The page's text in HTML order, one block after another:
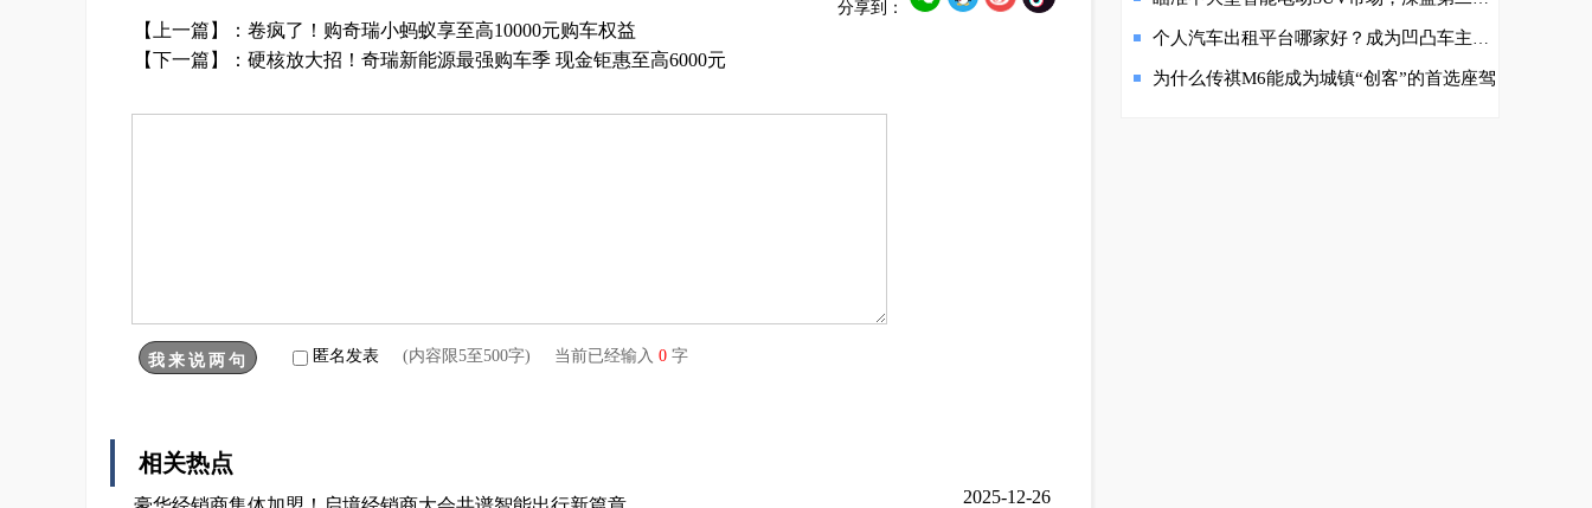
分享到：
【上一篇】： 卷疯了！购奇瑞小蚂蚁享至高10000元购车权益
【下一篇】： 硬核放大招！奇瑞新能源最强购车季 现金钜惠至高6000元
匿名发表 (内容限5至500字) 当前已经输入 0 字
相关热点
2025-12-26
个人汽车出租平台哪家好？成为凹凸车主省心赚收益
为什么传祺M6能成为城镇“创客”的首选座驾